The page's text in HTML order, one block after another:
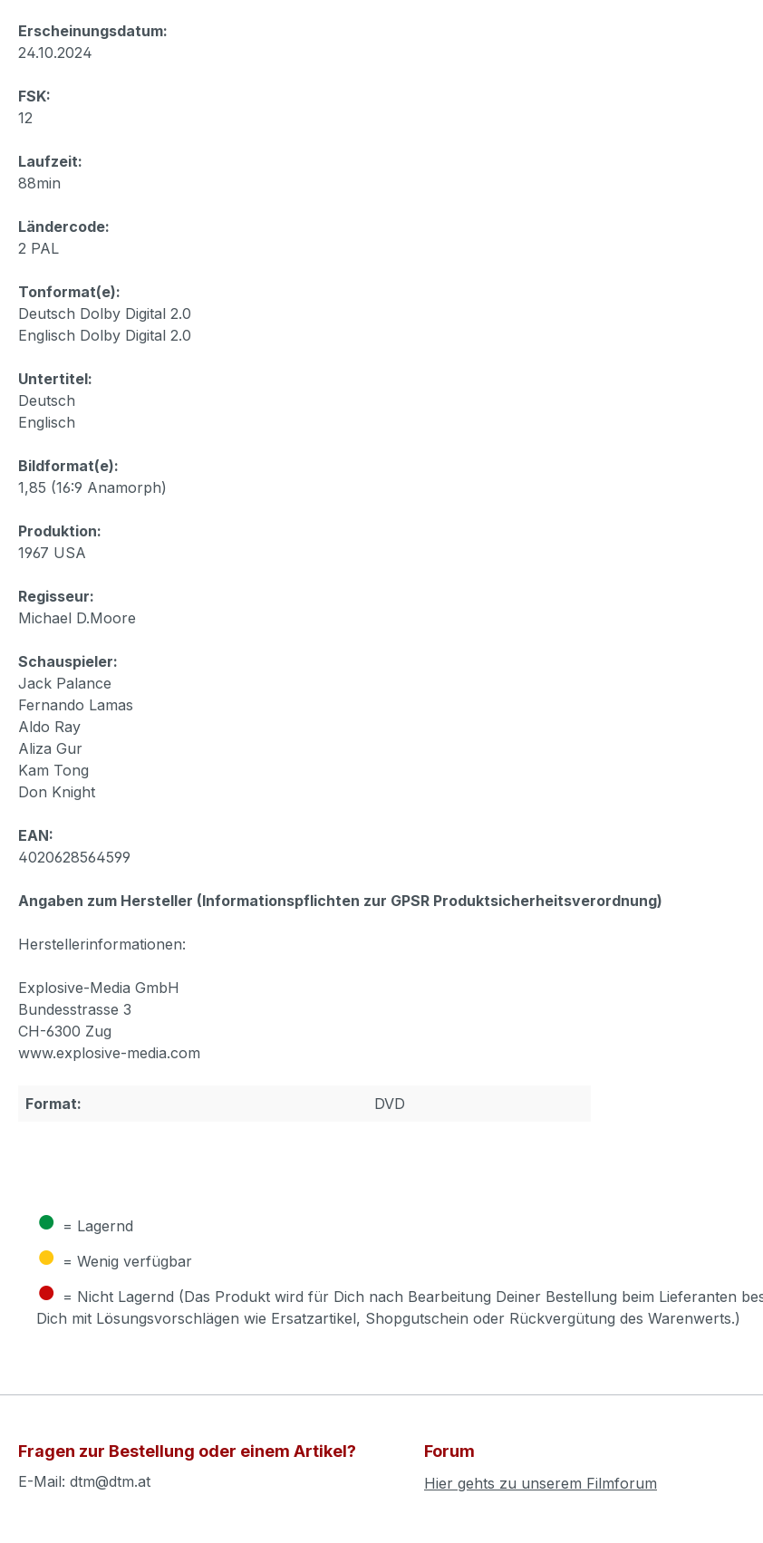
Erscheinungsdatum:
24.10.2024
FSK:
12
Laufzeit:
88min
Ländercode:
2 PAL
Tonformat(e):
Deutsch Dolby Digital 2.0
Englisch Dolby Digital 2.0
Untertitel:
Deutsch
Englisch
Bildformat(e):
1,85 (16:9 Anamorph)
Produktion:
1967 USA
Regisseur:
Michael D.Moore
Schauspieler:
Jack Palance
Fernando Lamas
Aldo Ray
Aliza Gur
Kam Tong
Don Knight
EAN:
4020628564599
Angaben zum Hersteller (Informationspflichten zur GPSR Produktsicherheitsverordnung)
Herstellerinformationen:
Explosive-Media GmbH
Bundesstrasse 3
CH-6300 Zug
www.explosive-media.com
Format: DVD
● = Lagernd
● = Wenig verfügbar
● = Nicht Lagernd (Das Produkt wird für Dich nach Bearbeitung Deiner Bestellung beim Lieferanten
Dich mit Lösungsvorschlägen wie Ersatzartikel, Shopgutschein oder Rückvergütung des Warenwerts.)
Fragen zur Bestellung oder einem Artikel?
E-Mail: dtm@dtm.at
Forum
Hier gehts zu unserem Filmforum